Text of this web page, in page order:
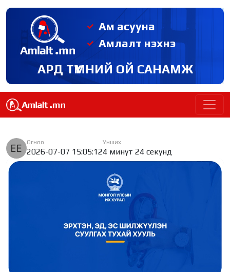
Ам асууна
Амлалт нэхнэ
АРД ТҮМНИЙ ОЙ САНАМЖ
Огноо
2026-07-07 15:05:12
Унших
4 минут 24 секунд